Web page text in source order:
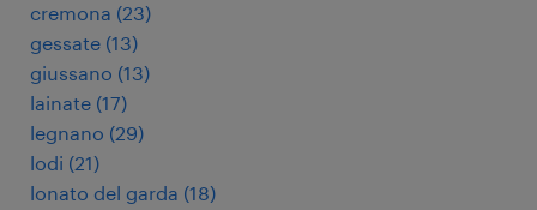
cremona (23)
gessate (13)
giussano (13)
lainate (17)
legnano (29)
lodi (21)
lonato del garda (18)